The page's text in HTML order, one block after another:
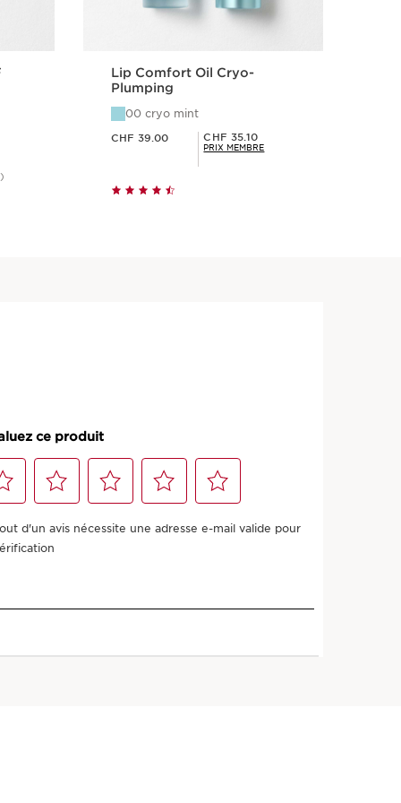
Lip Comfort Oil Cryo-
Plumping
00 cryo mint
CHF 39.00 Prix Sérénité CHF 35.10
CHF 35.10
PRIX MEMBRE
Aperçu rapide